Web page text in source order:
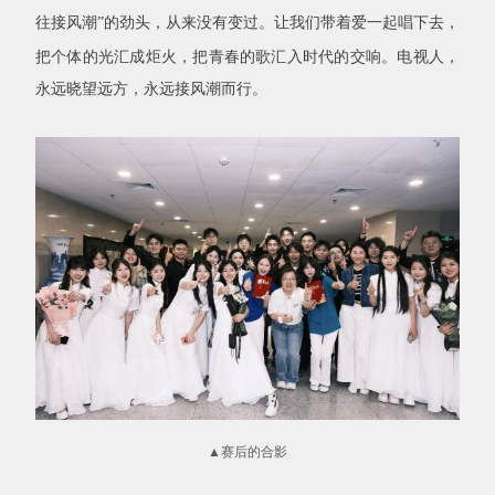
往接风潮”的劲头，从来没有变过。 让我们带着爱一起唱下去 ，
把个体的光汇成炬火，把青春的歌汇入时代的交响。电视人，
永远晓望远方，永远接风潮而行。
▲赛后的合影